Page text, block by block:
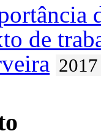
de
2017